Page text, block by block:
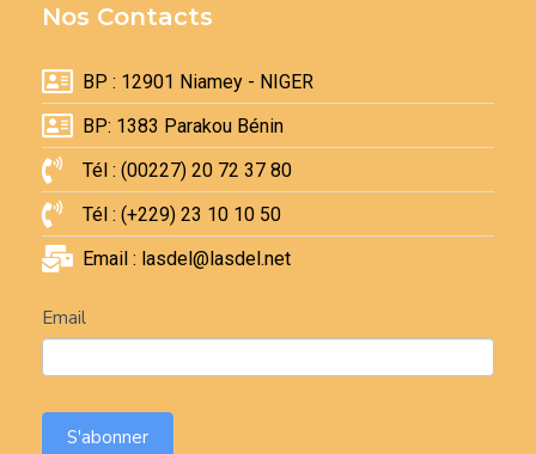
Nos Contacts
BP : 12901 Niamey - NIGER
BP: 1383 Parakou Bénin
Tél : (00227) 20 72 37 80
Tél : (+229) 23 10 10 50
Email : lasdel@lasdel.net
Newsletter
Email
S'abonner